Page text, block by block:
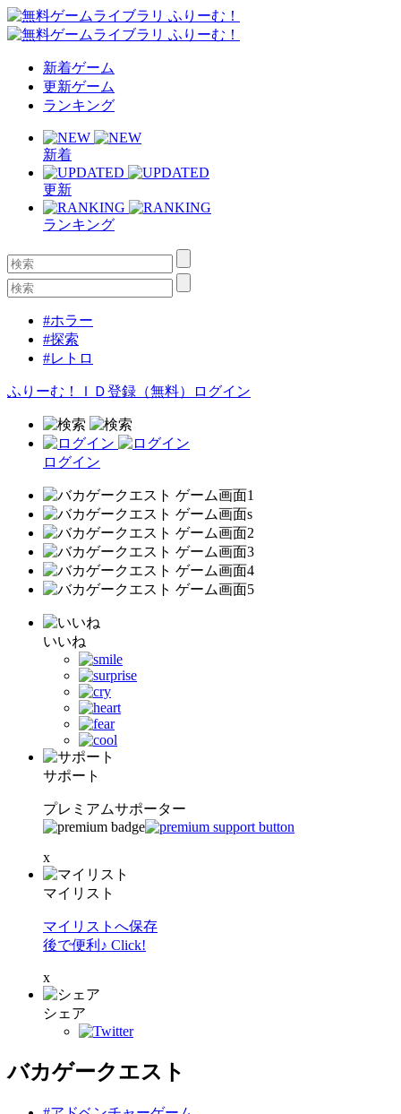
新着ゲーム
更新ゲーム
ランキング
新着
更新
ランキング
#ホラー
#探索
#レトロ
ふりーむ！ＩＤ登録（無料） ログイン
ログイン
いいね
サポート
プレミアムサポーター
x
マイリスト
マイリストへ保存
後で便利♪ Click!
x
シェア
バカゲークエスト